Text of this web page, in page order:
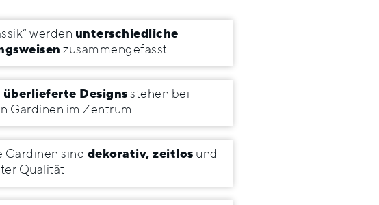
werden unterschiedliche
zusammengefasst
überlieferte Designsstehen bei
Gardinen im Zentrum
Gardinen sind dekorativ, zeitlos und
Qualität